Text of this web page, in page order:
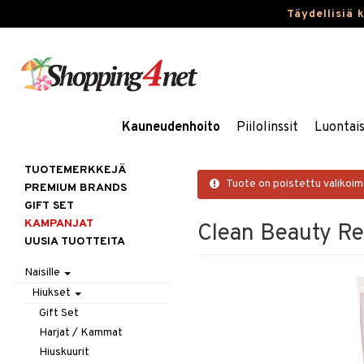
Täydellisiä
Kauneudenhoito Piilolinssit
Tuote on poistettu
Clean Beauty
TUOTEMERKKEJÄ
PREMIUM BRANDS
GIFT SET
KAMPANJAT
UUSIA TUOTTEITA
Naisille
Hiukset
Gift Set
Harjat / Kammat
Hiuskuurit